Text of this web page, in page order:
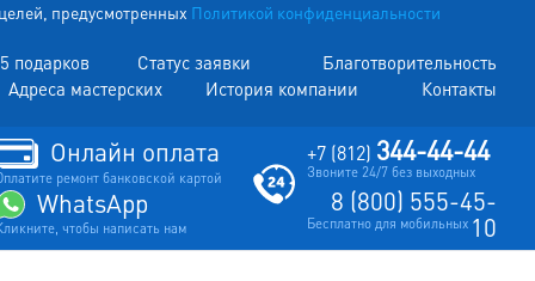
предусмотренных Политикой конфиденциальности
подарков Статус заявки
Благотворительность
Адреса мастерских
История компании Контакты
Онлайн оплата
ремонт банковской картой
WhatsApp
чтобы написать нам
+7 (812) 344-44-44
Звоните 24/7 без выходных
8 (800) 555-45-
10
Бесплатно для мобильных